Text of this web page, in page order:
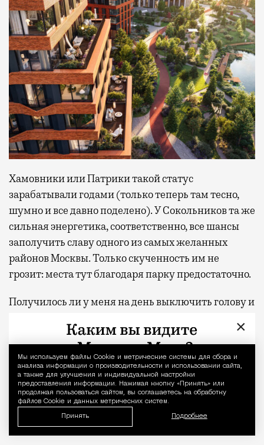
Уведомление
Мы используем файлы Сookie и метрические системы для сбора и
анализа информации о производительности и использовании сайта,
а также для улучшения и индивидуальной настройки
предоставления информации. Нажимая кнопку «Принять» или
продолжая пользоваться сайтом, вы соглашаетесь на обработку
файлов Cookie и данных метрических систем.
Принять Подробнее
Хамовники или Патрики такой статус
зарабатывали годами (только теперь там тесно,
шумно и все давно поделено). У Сокольников та же
сильная энергетика, соответственно, все шансы
заполучить славу одного из самых желанных
районов Москвы. Только скученность им не
грозит: места тут благодаря парку предостаточно.
Получилось ли у меня на день выключить голову и
когда лежишь в шезлонге с закрытыми глазами, а
отпуском и обычным вторником действительно
стирается. Домой я вернулась пешком, а не через
аэропорт, но ощущение осталось то же — будто
только что откуда-то издалека приехала
отдохнувшей.
×